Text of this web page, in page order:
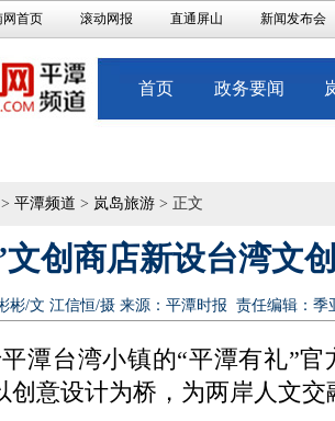
网首页 滚动网报 直通屏山 新闻发布会
首页 政务要闻
> 平潭频道 > 岚岛旅游 > 正文
文创商店新设台湾文
彬/文 江信恒/摄 来源：平潭时报 责任编辑：季
潭台湾小镇的“平潭有礼”
创意设计为桥，为两岸人文